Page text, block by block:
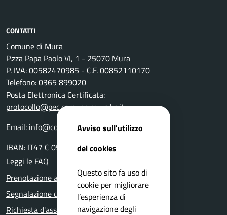
CONTATTI
Comune di Mura
P.zza Papa Paolo VI, 1 - 25070 Mura
P. IVA: 00582470985 - C.F. 00852110170
Telefono: 0365 899020
Posta Elettronica Certificata:
protocollo@pec.comune.mura.bs.it
Email: info@comune.mura.bs.it
IBAN: IT47 C 05116 54280 0000 000 14800
Leggi le FAQ
Prenotazione appuntamento
Segnalazione disservizio
Richiesta d'assistenza
Avviso sull'utilizzo
dei cookies
Questo sito fa uso di
cookie per migliorare
l’esperienza di
navigazione degli